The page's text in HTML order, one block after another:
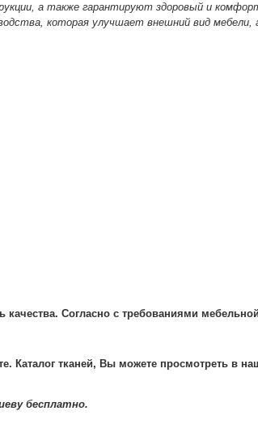
а также гарантируют здоровый и
которая улучшает внешний вид мебели,
Согласно с требованиями мебельной
Каталог тканей, Вы можете просмотреть в
бесплатно.